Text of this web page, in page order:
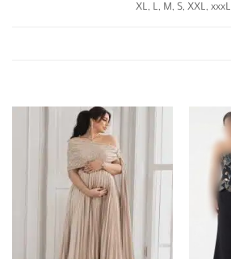
XL, L, M, S, XXL, xxxL